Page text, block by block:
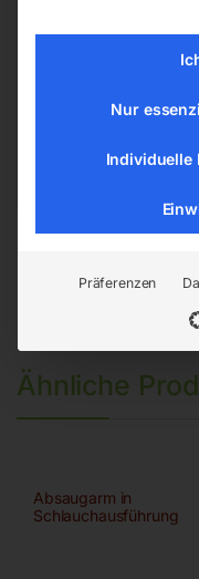
ELMAG
Hannesgrub Nord
Österreich
Ähnliche
Absaugarm in
Schlauchausführung
Nur
Individuelle
Präferenzen